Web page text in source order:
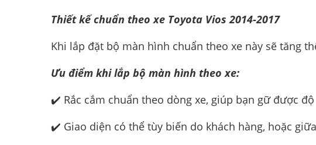
Thiết kế chuẩn theo xe Toyota Vios 2014-2017
Khi lắp đặt bộ màn hình chuẩn theo xe này sẽ tăng
Ưu điểm khi lắp bộ màn hình theo xe:
✔️ Rắc cắm chuẩn theo dòng xe, giúp bạn gữ được độ
✔️ Giao diện có thể tùy biến do khách hàng, hoặc